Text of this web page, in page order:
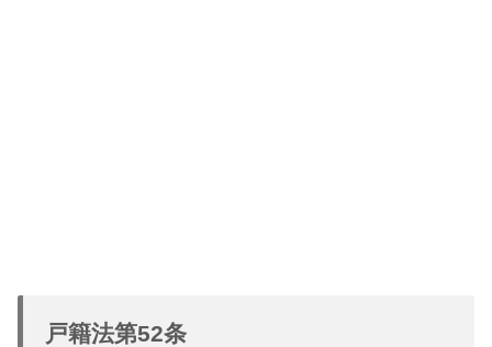
戸籍法第52条